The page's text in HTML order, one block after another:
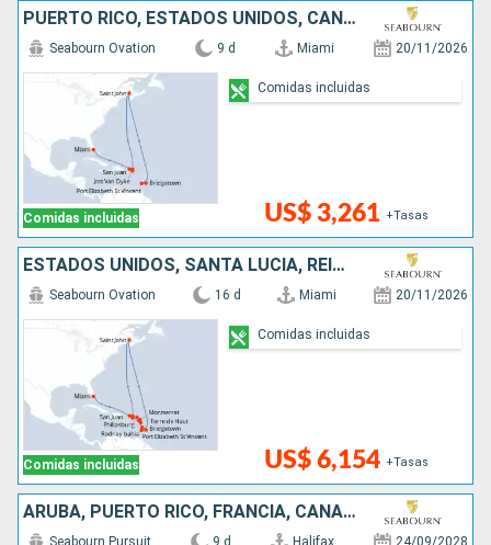
PUERTO RICO, ESTADOS UNIDOS, CANADÁ, SAN VINCENT Y LAS GRANADINAS, BARBADOS
Comidas incluidas
Seabourn Ovation 9 d Miami 20/11/2026
US$ 3,261 +Tasas
Comidas incluidas
ESTADOS UNIDOS, SANTA LUCIA, REINO UNIDO, BARBADOS, PUERTO RICO, SAN MARTÍN, SAN VINCENT Y LAS GRANADINAS, ANTIGUA Y BARBUDA, CANADÁ
Comidas incluidas
Seabourn Ovation 16 d Miami 20/11/2026
US$ 6,154 +Tasas
Comidas incluidas
ARUBA, PUERTO RICO, FRANCIA, CANADÁ
Seabourn Pursuit 9 d Halifax 24/09/2028